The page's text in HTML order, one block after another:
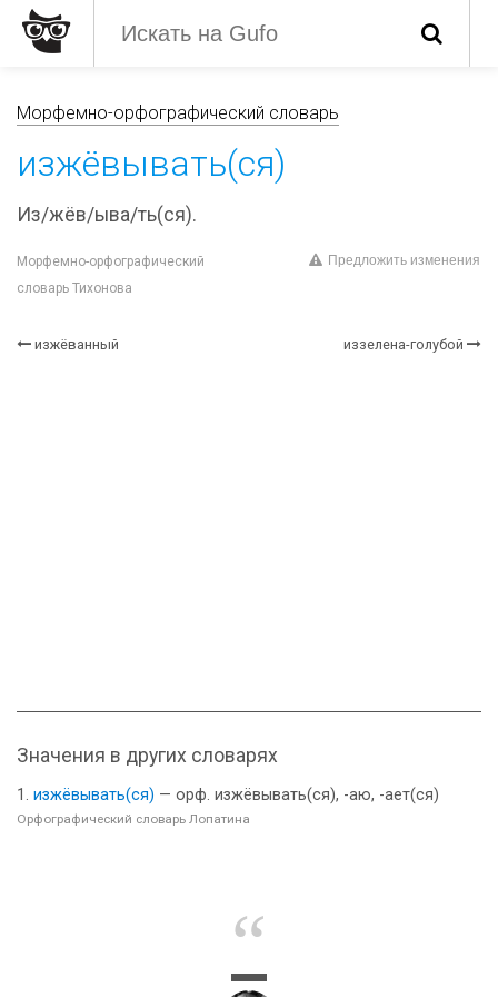
Морфемно-орфографический словарь
изжёвывать(ся)
Из/жёв/ыва/ть(ся).
Морфемно-орфографический
словарь Тихонова
Предложить изменения
изжёванный иззелена-голубой
Значения в других словарях
изжёвывать(ся) — орф. изжёвывать(ся), -аю, -ает(ся)
Орфографический словарь Лопатина